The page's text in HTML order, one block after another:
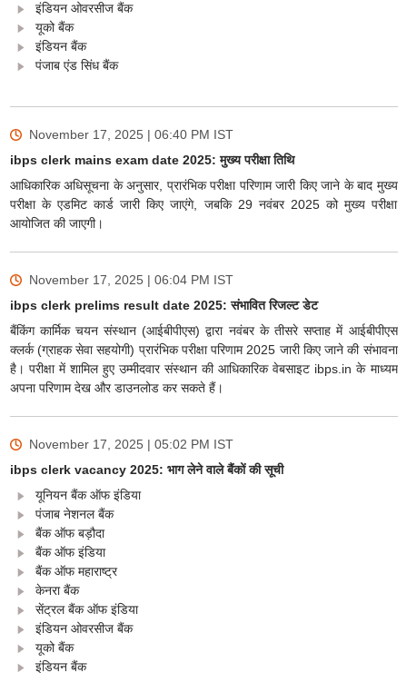
इंडियन ओवरसीज बैंक
यूको बैंक
इंडियन बैंक
पंजाब एंड सिंध बैंक
November 17, 2025 | 06:40 PM IST
ibps clerk mains exam date 2025: मुख्य परीक्षा तिथि
आधिकारिक अधिसूचना के अनुसार, प्रारंभिक परीक्षा परिणाम जारी किए जाने के बाद मुख्य
परीक्षा के एडमिट कार्ड जारी किए जाएंगे, जबकि 29 नवंबर 2025 को मुख्य परीक्षा
आयोजित की जाएगी।
November 17, 2025 | 06:04 PM IST
ibps clerk prelims result date 2025: संभावित रिजल्ट डेट
बैंकिंग कार्मिक चयन संस्थान (आईबीपीएस) द्वारा नवंबर के तीसरे सप्ताह में आईबीपीएस
क्लर्क (ग्राहक सेवा सहयोगी) प्रारंभिक परीक्षा परिणाम 2025 जारी किए जाने की संभावना
है। परीक्षा में शामिल हुए उम्मीदवार संस्थान की आधिकारिक वेबसाइट ibps.in के माध्यम
अपना परिणाम देख और डाउनलोड कर सकते हैं।
November 17, 2025 | 05:02 PM IST
ibps clerk vacancy 2025: भाग लेने वाले बैंकों की सूची
यूनियन बैंक ऑफ इंडिया
पंजाब नेशनल बैंक
बैंक ऑफ बड़ौदा
बैंक ऑफ इंडिया
बैंक ऑफ महाराष्ट्र
केनरा बैंक
सेंट्रल बैंक ऑफ इंडिया
इंडियन ओवरसीज बैंक
यूको बैंक
इंडियन बैंक